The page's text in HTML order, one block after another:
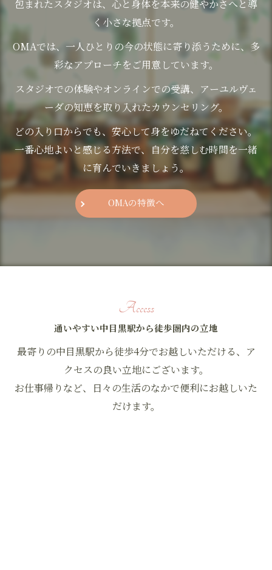
包まれたスタジオは、心と身体を本来の健やかさへと導
く小さな拠点です。
OMAでは、一人ひとりの今の状態に寄り添うために、多
彩なアプローチをご用意しています。
スタジオでの体験やオンラインでの受講、アーユルヴェ
ーダの知恵を取り入れたカウンセリング。
どの入り口からでも、安心して身をゆだねてください。
一番心地よいと感じる方法で、自分を慈しむ時間を一緒
に育んでいきましょう。
OMAの特徴へ
通いやすい中目黒駅から徒歩圏内の立地
Access
最寄りの中目黒駅から徒歩4分でお越しいただける、ア
クセスの良い立地にございます。
お仕事帰りなど、日々の生活のなかで便利にお越しいた
だけます。